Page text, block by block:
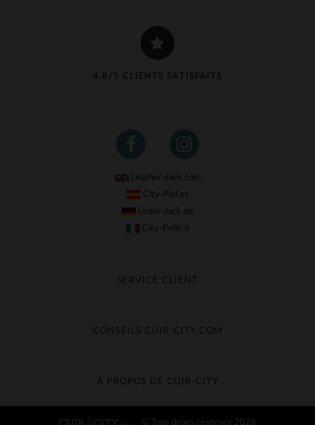
4,8/5 CLIENTS SATISFAITS
Leather-Jack.com
City-Piel.es
Leder-Jack.de
City-Pelle.it
SERVICE CLIENT
Échange & Remboursement
Contacter le service client
CONSEILS CUIR-CITY.COM
Guide des matières
À PROPOS DE CUIR-CITY
© Tous droits réservés 2026